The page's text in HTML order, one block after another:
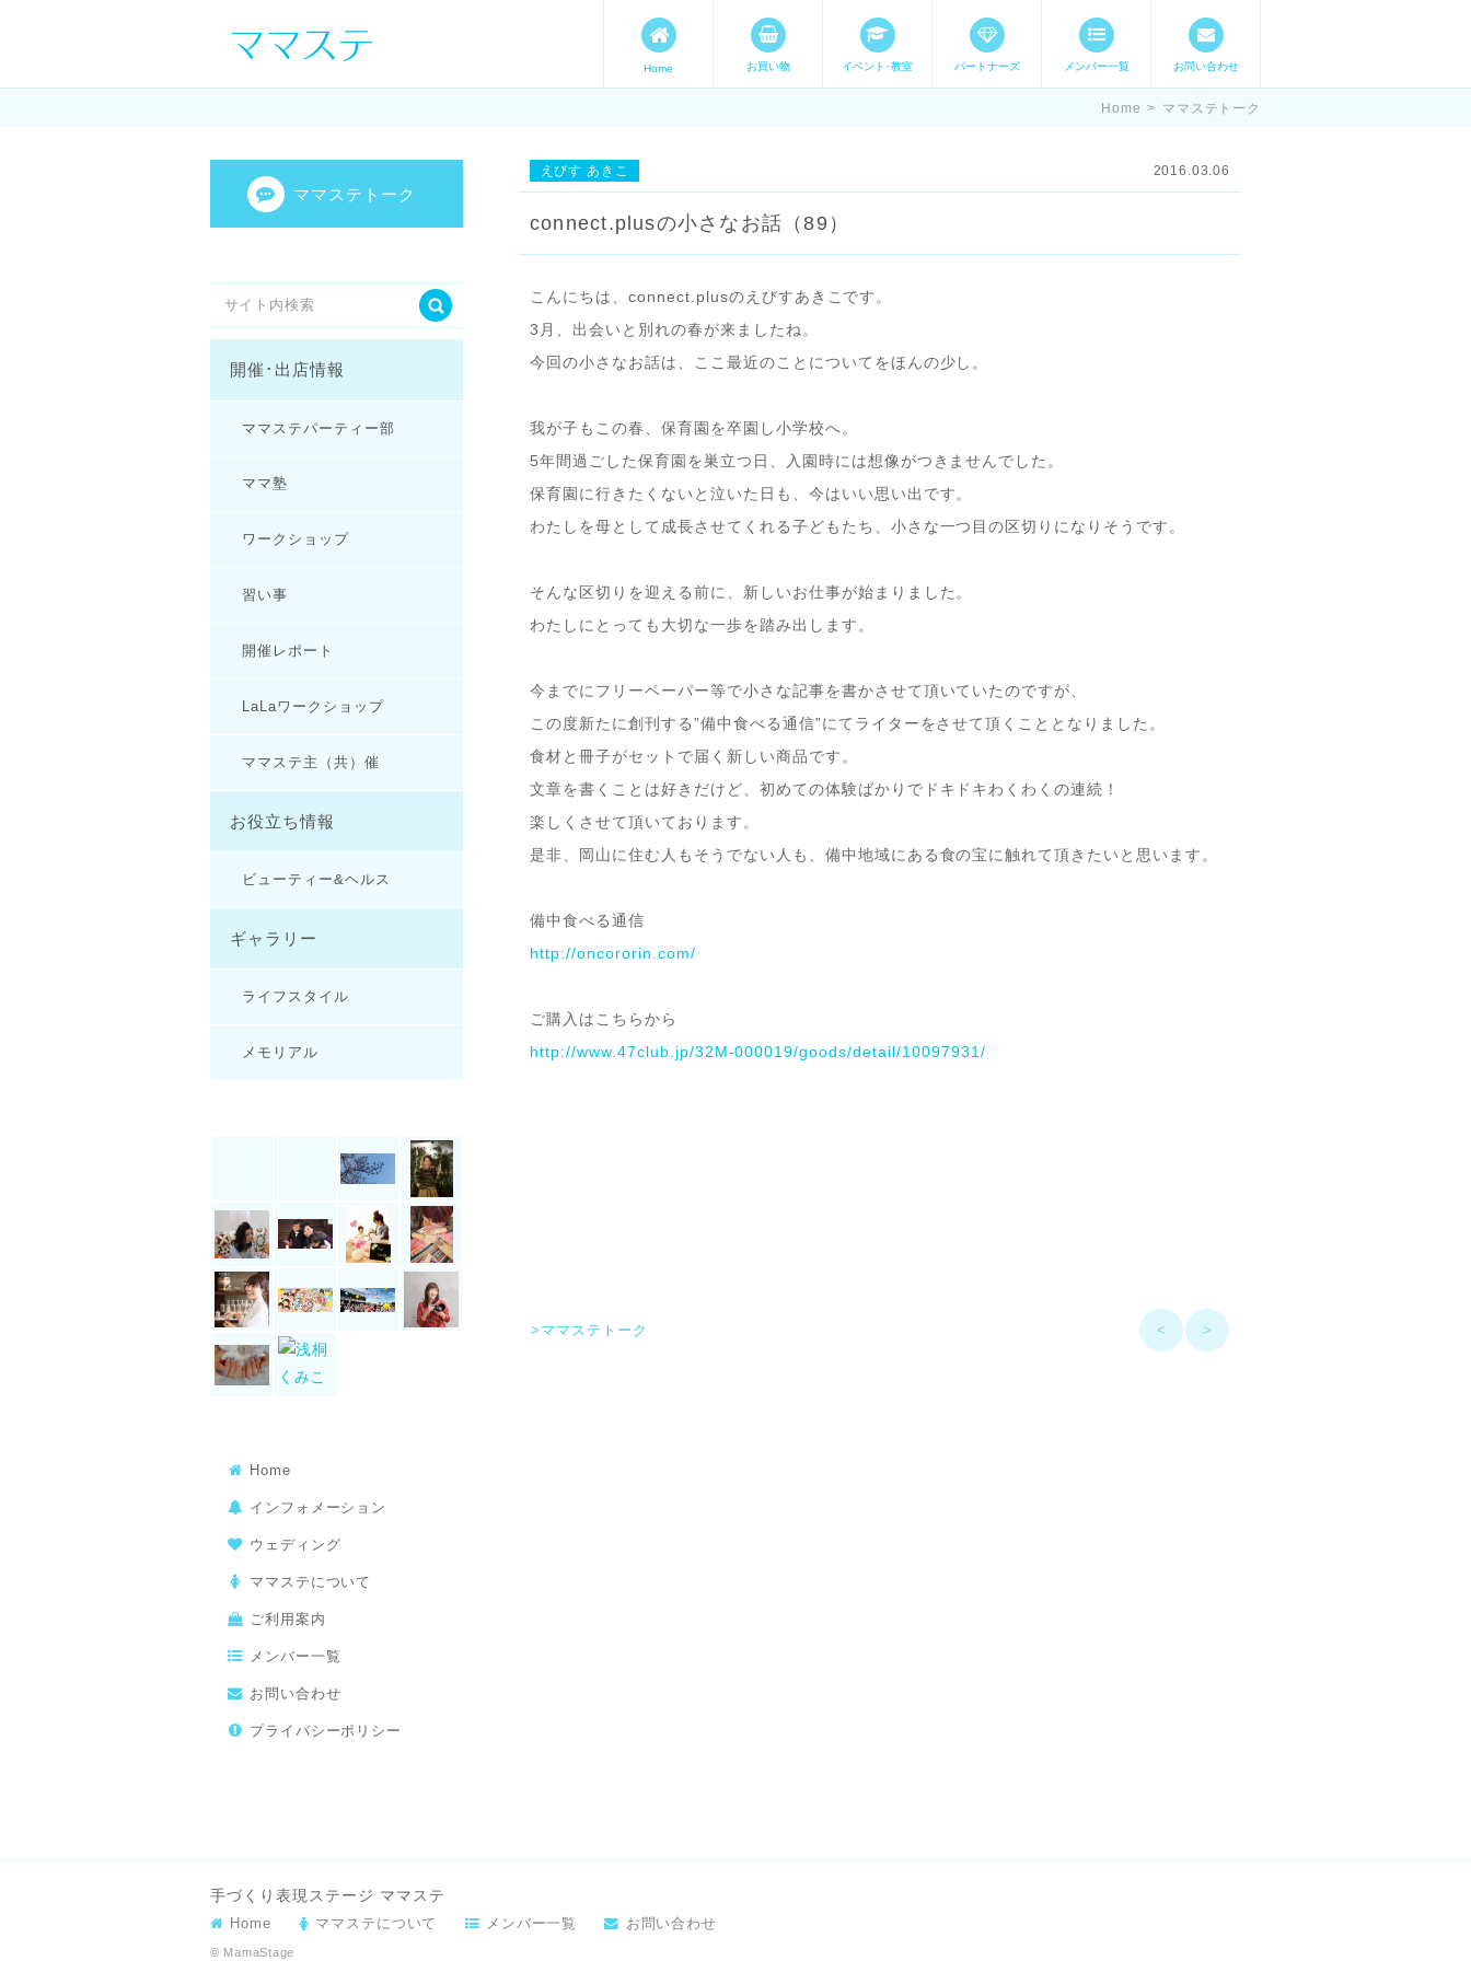
ママの才能発信します。 手づくり表現ステージ ママステ スキル・
Home お買い物 イベント･教室 パートナーズ メンバー一覧 お問い合わせ
Home > ママステトーク
えびす あきこ 2016.03.06
connect.plusの小さなお話（89）
こんにちは、connect.plusのえびすあきこです。
3月、出会いと別れの春が来ましたね。
今回の小さなお話は、ここ最近のことについてをほんの少し。
我が子もこの春、保育園を卒園し小学校へ。
5年間過ごした保育園を巣立つ日、入園時には想像がつきませんでした。
保育園に行きたくないと泣いた日も、今はいい思い出です。
わたしを母として成長させてくれる子どもたち、小さな一つ目の区切りになりそうです。
そんな区切りを迎える前に、新しいお仕事が始まりました。
わたしにとっても大切な一歩を踏み出します。
今までにフリーペーパー等で小さな記事を書かさせて頂いていたのですが、
この度新たに創刊する”備中食べる通信”にてライターをさせて頂くこととなりました。
食材と冊子がセットで届く新しい商品です。
文章を書くことは好きだけど、初めての体験ばかりでドキドキわくわくの連続！
楽しくさせて頂いております。
是非、岡山に住む人もそうでない人も、備中地域にある食の宝に触れて頂きたいと思います。
備中食べる通信
http://oncororin.com/
ご購入はこちらから
http://www.47club.jp/32M-000019/goods/detail/10097931/
>ママステトーク < >
ママステトーク
開催･出店情報
ママステパーティー部
ママ塾
ワークショップ
習い事
開催レポート
LaLaワークショップ
ママステ主（共）催
お役立ち情報
ビューティー&ヘルス
ギャラリー
ライフスタイル
メモリアル
Home
インフォメーション
ウェディング
ママステについて
ご利用案内
メンバー一覧
お問い合わせ
プライバシーポリシー
手づくり表現ステージ ママステ
Home ママステについて メンバー一覧 お問い合わせ
© MamaStage